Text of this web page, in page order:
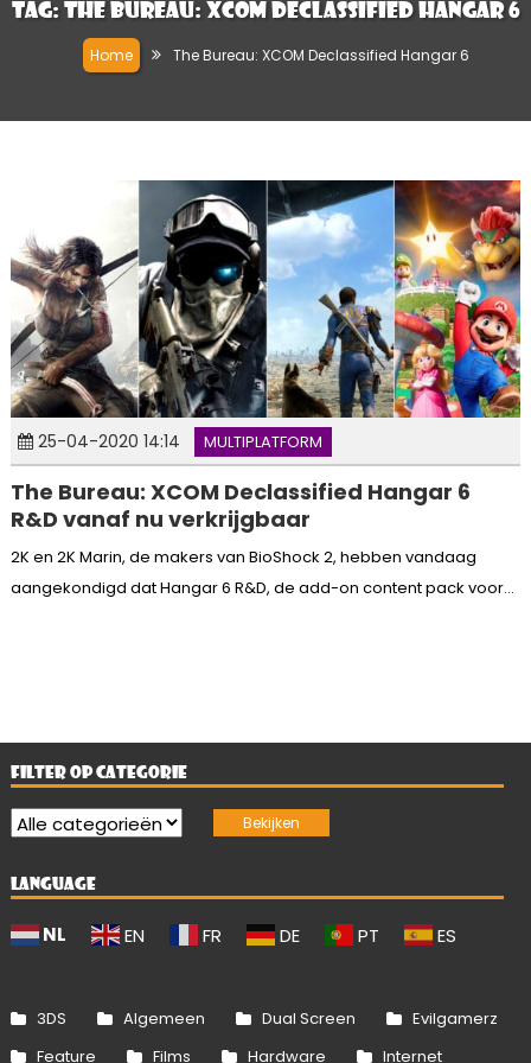
Tag: The Bureau: XCOM Declassified Hangar 6
Home The Bureau: XCOM Declassified Hangar 6
25-04-2020 14:14 MULTIPLATFORM
The Bureau: XCOM Declassified Hangar 6
R&D vanaf nu verkrijgbaar
2K en 2K Marin, de makers van BioShock 2, hebben vandaag
aangekondigd dat Hangar 6 R&D, de add-on content pack voor...
FILTER OP CATEGORIE
LANGUAGE
NL EN FR DE PT ES
3DS Algemeen Dual Screen
Evilgamerz
Feature
Films Hardware Internet